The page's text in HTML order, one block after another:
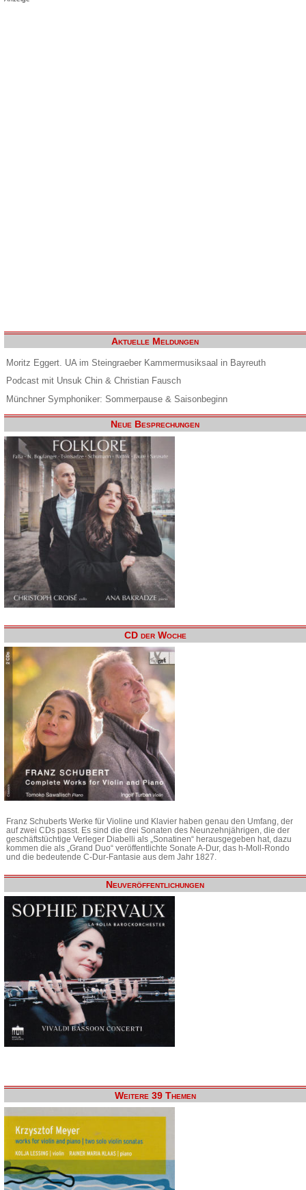
Aktuelle Meldungen
Moritz Eggert. UA im Steingraeber Kammermusiksaal in Bayreuth
Podcast mit Unsuk Chin & Christian Fausch
Münchner Symphoniker: Sommerpause & Saisonbeginn
Neue Besprechungen
CD der Woche
Franz Schuberts Werke für Violine und Klavier haben genau den Umfang, der
auf zwei CDs passt. Es sind die drei Sonaten des Neunzehnjährigen, die der
geschäftstüchtige Verleger Diabelli als „Sonatinen“ herausgegeben hat, dazu
kommen die als „Grand Duo“ veröffentlichte Sonate A-Dur, das h-Moll-Rondo
und die bedeutende C-Dur-Fantasie aus dem Jahr 1827.
Neuveröffentlichungen
Weitere 39 Themen